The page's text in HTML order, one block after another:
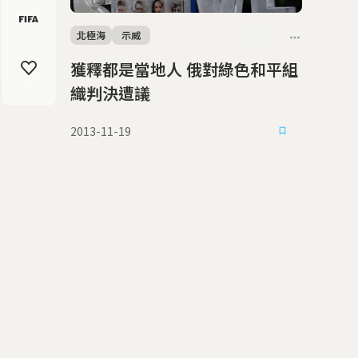
獲釋都是當地人 俄對綠色和平組
織判決遭議
北極海 示威
2013-11-19